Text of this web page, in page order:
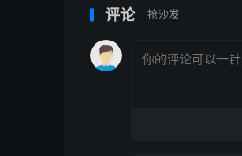
评论 抢沙发